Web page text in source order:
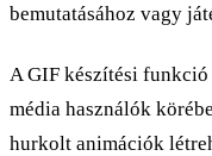
bemutatásához vagy
A GIF készítési funkció
média használók
hurkolt animációk